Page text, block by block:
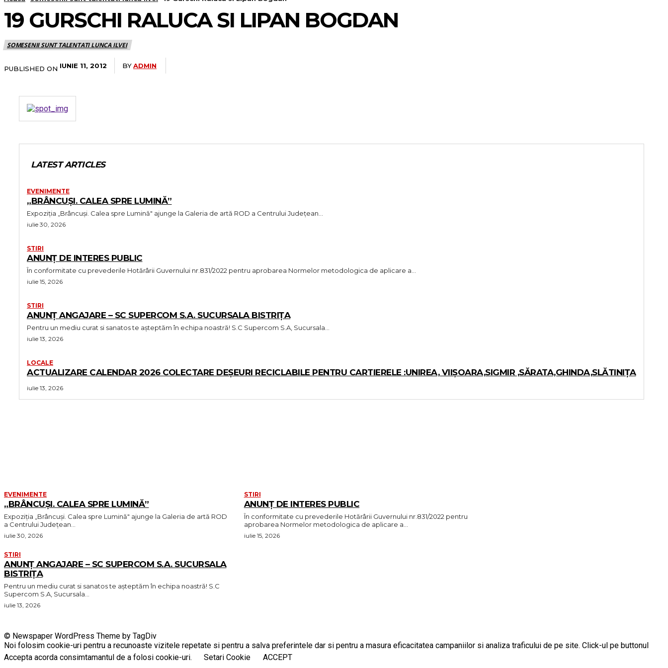
19 GURSCHI RALUCA SI LIPAN BOGDAN
SOMESENII SUNT TALENTATI LUNCA ILVEI
PUBLISHED ON IUNIE 11, 2012 BYADMIN
LATEST ARTICLES
EVENIMENTE
„BRÂNCUȘI. CALEA SPRE LUMINĂ”
Expoziția „Brâncuși. Calea spre Lumină" ajunge la Galeria de artă ROD a Centrului Județean...
iulie 30, 2026
STIRI
ANUNȚ DE INTERES PUBLIC
În conformitate cu prevederile Hotărârii Guvernului nr.831/2022 pentru aprobarea Normelor metodologica de aplicare a...
iulie 15, 2026
STIRI
ANUNȚ ANGAJARE – SC SUPERCOM S.A. SUCURSALA BISTRIȚA
Pentru un mediu curat si sanatos te așteptăm în echipa noastră! S.C Supercom S.A, Sucursala...
iulie 13, 2026
LOCALE
ACTUALIZARE CALENDAR 2026 COLECTARE DEȘEURI RECICLABILE PENTRU CARTIERELE :UNIREA, VIIȘOARA,SIGMIR ,SĂRATA,GHINDA,SLĂTINIȚA
iulie 13, 2026
EVENIMENTE
„BRÂNCUȘI. CALEA SPRE LUMINĂ”
Expoziția „Brâncuși. Calea spre Lumină" ajunge la Galeria de artă ROD
a Centrului Județean...
iulie 30, 2026
STIRI
ANUNȚ DE INTERES PUBLIC
În conformitate cu prevederile Hotărârii Guvernului nr.831/2022 pentru
aprobarea Normelor metodologica de aplicare a...
iulie 15, 2026
STIRI
ANUNȚ ANGAJARE – SC SUPERCOM S.A. SUCURSALA
BISTRIȚA
Pentru un mediu curat si sanatos te așteptăm în echipa noastră! S.C
Supercom S.A, Sucursala...
iulie 13, 2026
© Newspaper WordPress Theme by TagDiv
Noi folosim cookie-uri pentru a recunoaste vizitele repetate si pentru a salva preferintele dar si pentru a masura eficacitatea campaniilor si analiza traficului de pe site. Click-ul pe buttonul
Accepta acorda consimtamantul de a folosi cookie-uri.
Setari Cookie ACCEPT